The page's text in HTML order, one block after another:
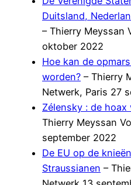
Duitsland,
– Thierry Meyssan
oktober 2022
Hoe kan de
worden? – Thierry
Netwerk, Paris 27
Zélensky : de
Thierry Meyssan
september 2022
De EU op de
Straussianen –